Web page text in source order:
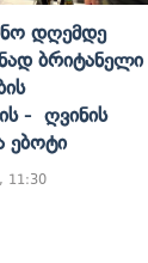
Დღემდე
Ბრიტანელი
- Ღვინის
Ებოტი
11:30